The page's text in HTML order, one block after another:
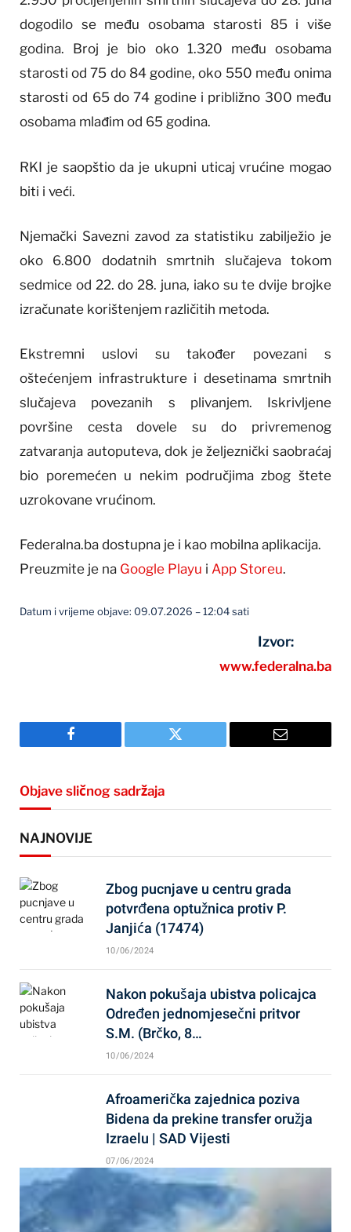
dogodilo se među osobama starosti 85 i više
godina. Broj je bio oko 1.320 među osobama
starosti od 75 do 84 godine, oko 550 među onima
starosti od 65 do 74 godine i približno 300 među
osobama mlađim od 65 godina.
RKI je saopštio da je ukupni uticaj vrućine mogao
biti i veći.
Njemački Savezni zavod za statistiku zabilježio je
oko 6.800 dodatnih smrtnih slučajeva tokom
sedmice od 22. do 28. juna, iako su te dvije brojke
izračunate korištenjem različitih metoda.
Ekstremni uslovi su također povezani s
oštećenjem infrastrukture i desetinama smrtnih
slučajeva povezanih s plivanjem. Iskrivljene
površine cesta dovele su do privremenog
zatvaranja autoputeva, dok je željeznički saobraćaj
bio poremećen u nekim područjima zbog štete
uzrokovane vrućinom.
Federalna.ba dostupna je i kao mobilna aplikacija.
Preuzmite je na Google Playu i App Storeu.
Datum i vrijeme objave: 09.07.2026 – 12:04 sati
Izvor:
www.federalna.ba
Facebook Twitter Email
Objave sličnog sadržaja
NAJNOVIJE
Zbog pucnjave u centru grada
potvrđena optužnica protiv P.
Janjića (17474)
10/06/2024
Nakon pokušaja ubistva policajca
Određen jednomjesečni pritvor
S.M. (Brčko, 8…
10/06/2024
Afroamerička zajednica poziva
Bidena da prekine transfer oružja
Izraelu | SAD Vijesti
07/06/2024